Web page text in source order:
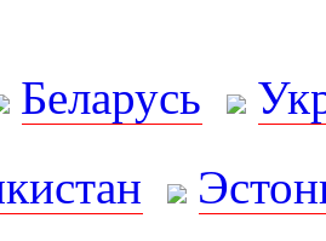
Беларусь